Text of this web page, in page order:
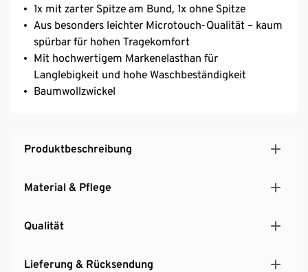
1x mit zarter Spitze am Bund, 1x ohne Spitze
Aus besonders leichter Microtouch-Qualität – kaum
spürbar für hohen Tragekomfort
Mit hochwertigem Markenelasthan für
Langlebigkeit und hohe Waschbeständigkeit
Baumwollzwickel
Produktbeschreibung
Material & Pflege
Qualität
Lieferung & Rücksendung